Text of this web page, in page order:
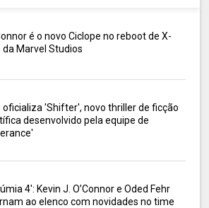
é o novo Ciclope no reboot de X-
da Marvel Studios
oficializa 'Shifter', novo thriller de ficção
desenvolvido pela equipe de
4': Kevin J. O’Connor e Oded Fehr
ao elenco com novidades no time